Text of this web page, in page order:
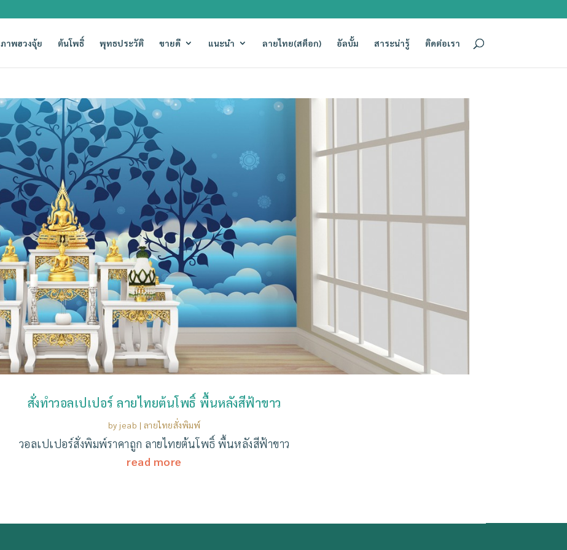
ภาพฮวงจุ้ย ต้นโพธิ์ พุทธประวัติ ขายดี แนะนำ ลายไทย(สต็อก) อัลบั้ม สาระน่ารู้ ติดต่อเรา
สั่งทำวอลเปเปอร์ ลายไทยต้นโพธิ์ พื้นหลังสีฟ้าขาว
by jeab | ลายไทยสั่งพิมพ์
วอลเปเปอร์สั่งพิมพ์ราคาถูก ลายไทยต้นโพธิ์ พื้นหลังสีฟ้าขาว
read more